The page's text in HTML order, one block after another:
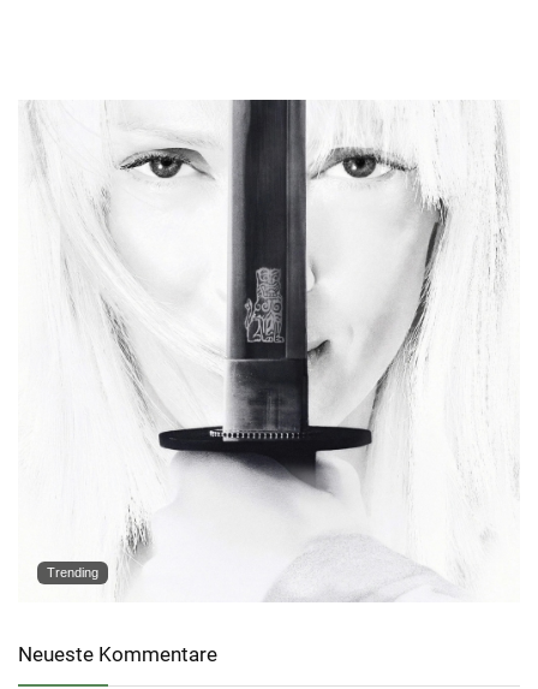
Trending
Neueste Kommentare